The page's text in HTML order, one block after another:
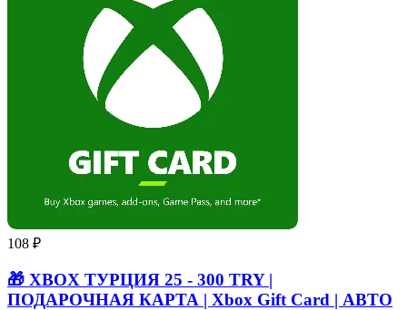
108 ₽
🎁 XBOX ТУРЦИЯ 25 - 300 TRY |
ПОДАРОЧНАЯ КАРТА | Xbox Gift Card | АВТО